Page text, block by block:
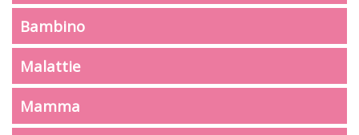
Bambino
Malattie
Mamma